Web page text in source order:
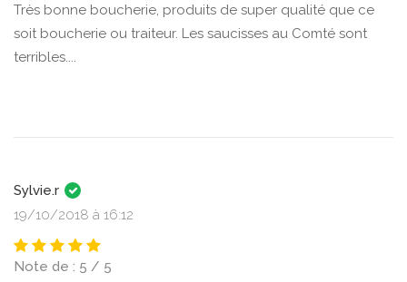
Très bonne boucherie, produits de super qualité que ce
soit boucherie ou traiteur. Les saucisses au Comté sont
terribles....
Sylvie.r
19/10/2018 à 16:12
Note de : 5 / 5